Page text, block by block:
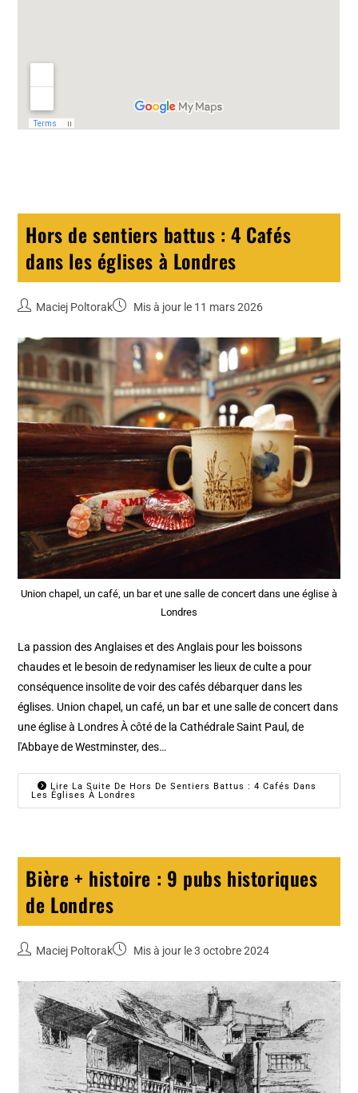
Hors de sentiers battus : 4 Cafés
dans les églises à Londres
Maciej Poltorak Mis à jour le 11 mars 2026
Union chapel, un café, un bar et une salle de concert dans une église à
Londres
La passion des Anglaises et des Anglais pour les boissons
chaudes et le besoin de redynamiser les lieux de culte a pour
conséquence insolite de voir des cafés débarquer dans les
églises. Union chapel, un café, un bar et une salle de concert dans
une église à Londres À côté de la Cathédrale Saint Paul, de
l'Abbaye de Westminster, des…
Lire La Suite De Hors De Sentiers Battus : 4 Cafés Dans
Les Églises À Londres
Bière + histoire : 9 pubs historiques
de Londres
Maciej Poltorak Mis à jour le 3 octobre 2024